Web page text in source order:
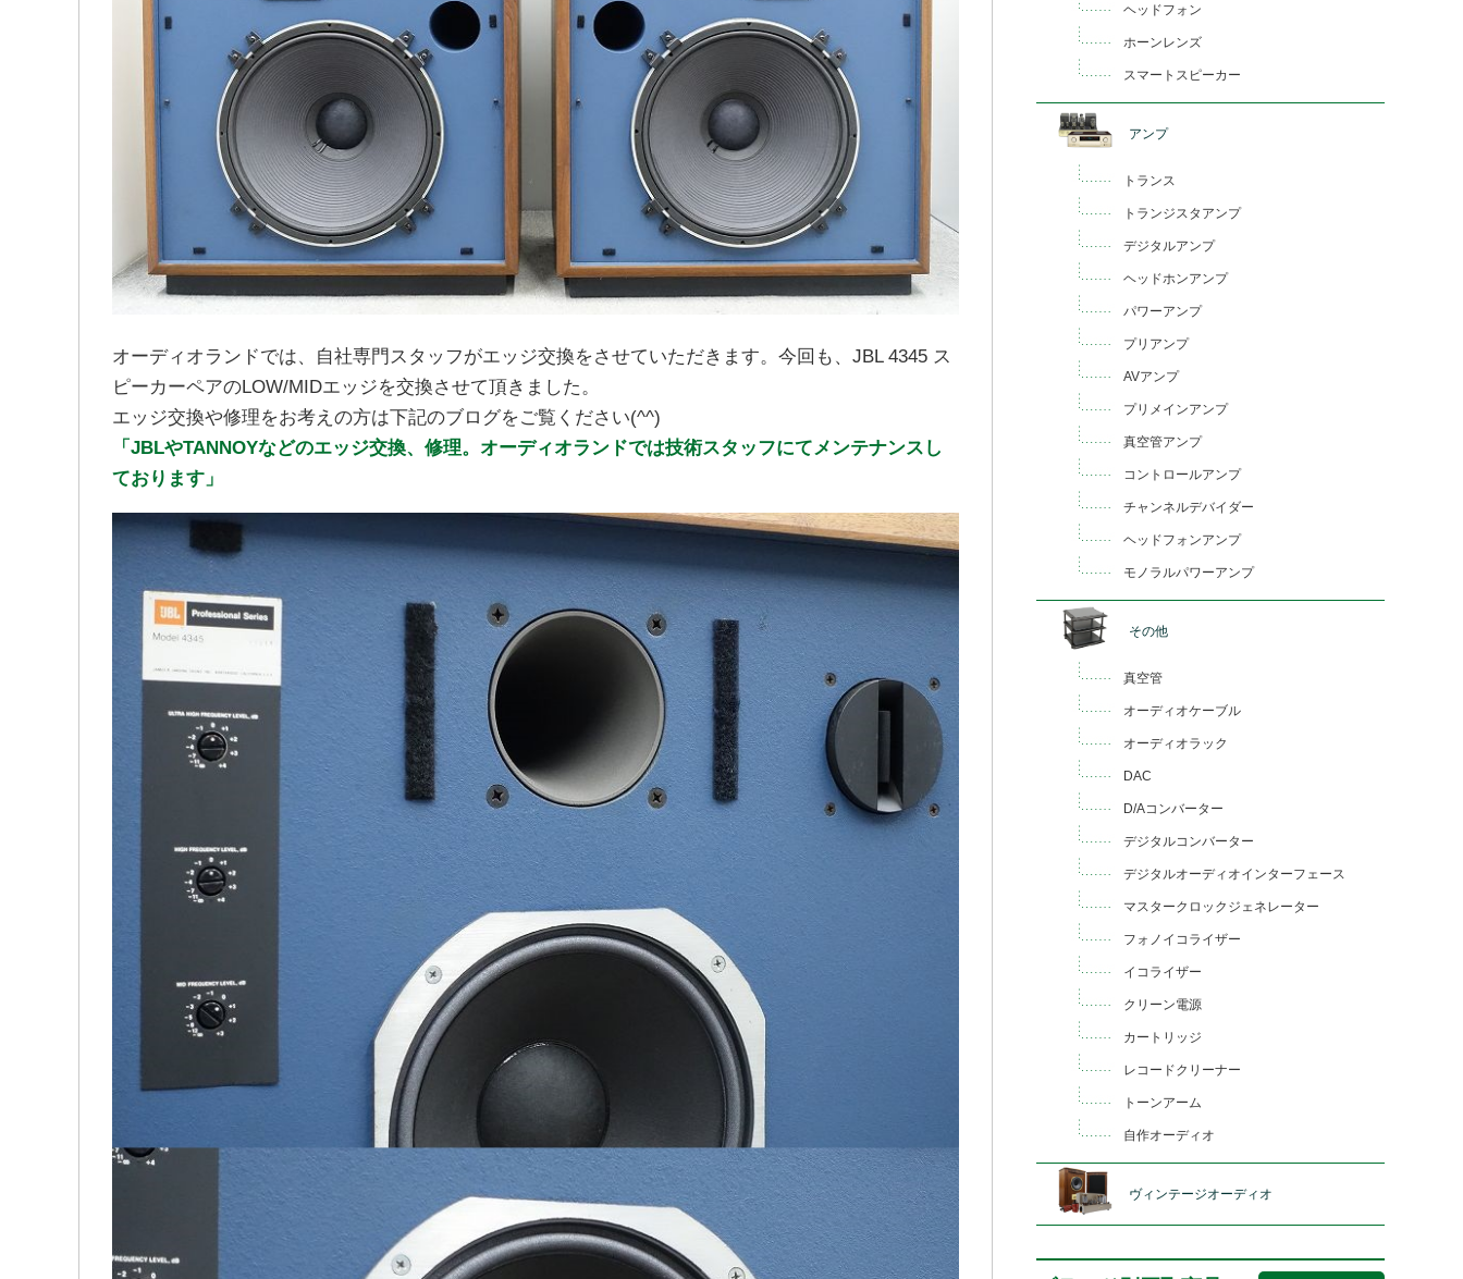
オーディオランドでは、自社専門スタッフがエッジ交換をさせていただきます。今回も、JBL 4345 ス
ピーカーペアのLOW/MIDエッジを交換させて頂きました。
エッジ交換や修理をお考えの方は下記のブログをご覧ください(^^)
「JBLやTANNOYなどのエッジ交換、修理。オーディオランドでは技術スタッフにてメンテナンスし
ております」
ヘッドフォン
ホーンレンズ
スマートスピーカー
アンプ
トランス
トランジスタアンプ
デジタルアンプ
ヘッドホンアンプ
パワーアンプ
プリアンプ
AVアンプ
プリメインアンプ
真空管アンプ
コントロールアンプ
チャンネルデバイダー
ヘッドフォンアンプ
モノラルパワーアンプ
その他
真空管
オーディオケーブル
オーディオラック
DAC
D/Aコンバーター
デジタルコンバーター
デジタルオーディオインターフェース
マスタークロックジェネレーター
フォノイコライザー
イコライザー
クリーン電源
カートリッジ
レコードクリーナー
トーンアーム
自作オーディオ
ヴィンテージオーディオ